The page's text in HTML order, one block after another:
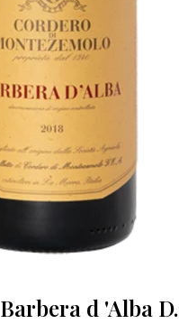
Barbera d 'Alba